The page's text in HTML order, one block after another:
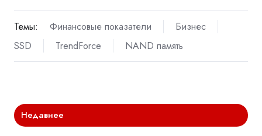
Темы: Финансовые показатели
Бизнес
SSD
TrendForce NAND память
Недавнее